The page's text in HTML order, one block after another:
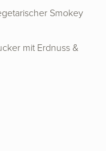
Smokey
mit Erdnuss &